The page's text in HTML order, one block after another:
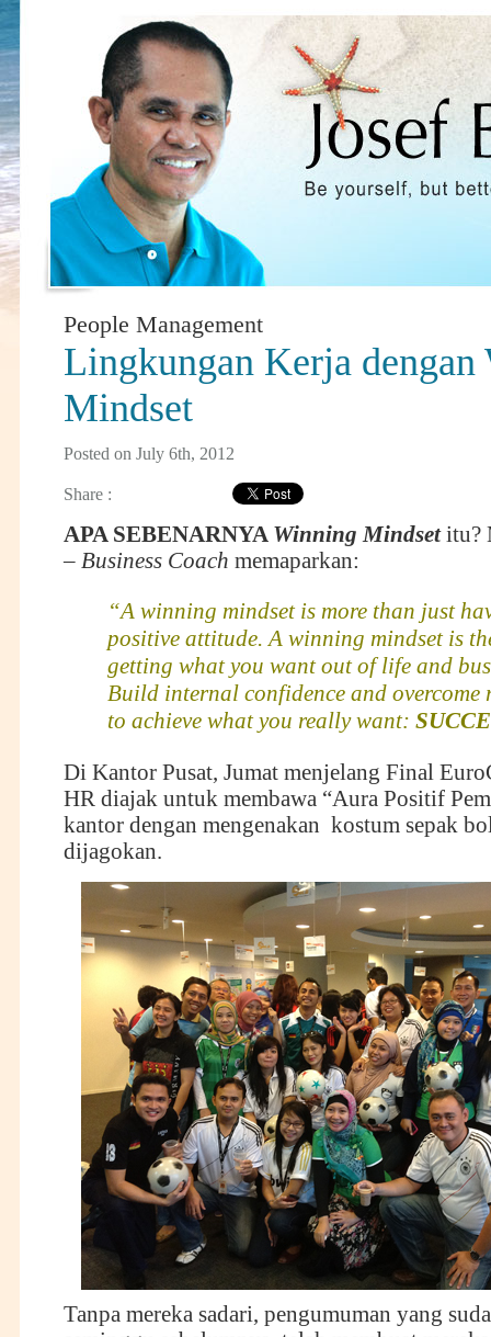
People Management
Lingkungan Kerja dengan
Mindset
Posted on July 6th, 2012
Share :
APA SEBENARNYA Winning Mindsetitu?
– Business Coach memaparkan:
“A winning mindset is more than just
positive attitude. A winning mindset is
getting what you want out of life and
Build internal confidence and overcome
to achieve what you really want:
Di Kantor Pusat, Jumat menjelang Final
HR diajak untuk membawa “Aura Positif
kantor dengan mengenakan kostum sepak
dijagokan.
Tanpa mereka sadari, pengumuman yang